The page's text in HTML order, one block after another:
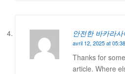
안전한 바카라
avril 12, 2025 at 05:38
Thanks for
article. Where